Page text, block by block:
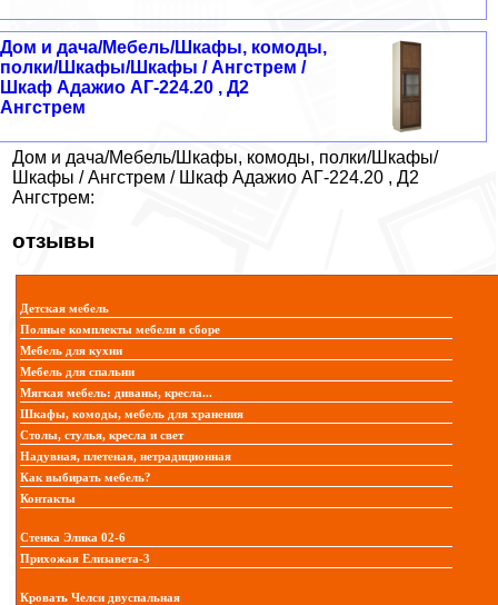
Дом и дача/Мебель/Шкафы, комоды,
полки/Шкафы/Шкафы / Ангстрем /
Шкаф Адажио АГ-224.20 , Д2
Ангстрем
Дом и дача/Мебель/Шкафы, комоды, полки/Шкафы/
Шкафы / Ангстрем / Шкаф Адажио АГ-224.20 , Д2
Ангстрем:
отзывы
Детская мебель
Полные комплекты мебели в сборе
Мебель для кухни
Мебель для спальни
Мягкая мебель: диваны, кресла...
Шкафы, комоды, мебель для хранения
Столы, стулья, кресла и свет
Надувная, плетеная, нетрадиционная
Как выбирать мебель?
Контакты
Стенка Элика 02-6
Прихожая Елизавета-3
Кровать Челси двуспальная